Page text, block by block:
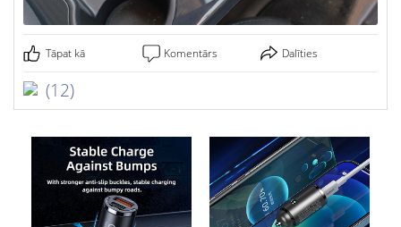
Tāpat kā Komentārs Dalīties
(12)